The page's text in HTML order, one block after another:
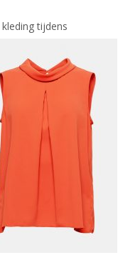
tijdens